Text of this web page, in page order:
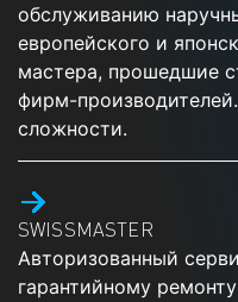
обслуживанию
европейского и
мастера, прошедшие
фирм-
сложности.
SWISSMASTER
Авторизованный
гарантийному